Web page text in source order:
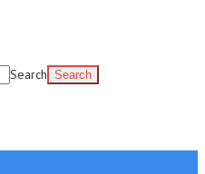
Search